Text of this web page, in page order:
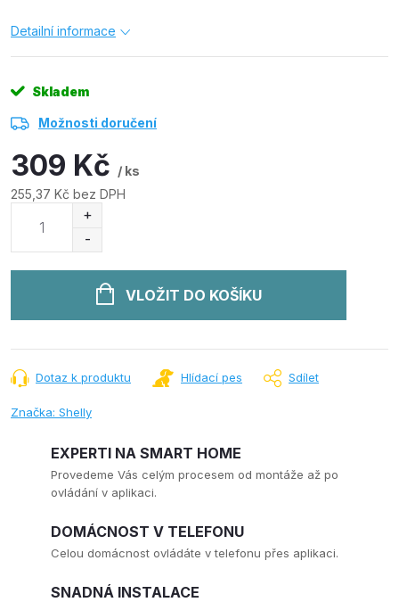
Detailní informace
Skladem
Možnosti doručení
309 Kč / ks
255,37 Kč bez DPH
VLOŽIT DO KOŠÍKU
Dotaz k produktu Hlídací pes Sdílet
Značka: Shelly
EXPERTI NA SMART HOME
Provedeme Vás celým procesem od montáže až po
ovládání v aplikaci.
DOMÁCNOST V TELEFONU
Celou domácnost ovládáte v telefonu přes aplikaci.
SNADNÁ INSTALACE